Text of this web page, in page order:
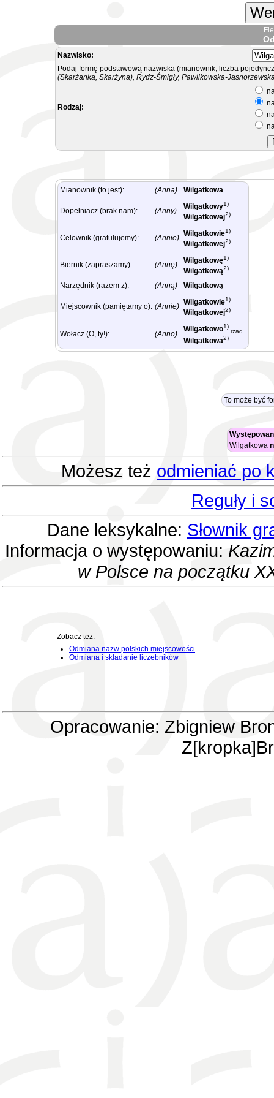
Nazwisko:
Podaj formę podstawową nazwiska (mianownik, liczba
(Skarżanka, Skarżyna), Rydz-Śmigły, Pawlikowska-
Rodzaj:
Mianownik (to jest): (Anna) Wilgatkowa
Dopełniacz (brak nam): (Anny) Wilgatkowy1)
Wilgatkowej2)
Celownik (gratulujemy): (Annie) Wilgatkowie1)
Wilgatkowej2)
Biernik (zapraszamy): (Annę) Wilgatkowę1)
Wilgatkową2)
Narzędnik (razem z): (Anną) Wilgatkową
Miejscownik (pamiętamy o): (Annie) Wilgatkowie1)
Wilgatkowej2)
Wołacz (O, ty!): (Anno)
Wilgatkowo1)
rzad.
Wilgatkowa2)
To może być
Wilgatkowa
Możesz też odmieniać po
Reguły i
Dane leksykalne: Słownik
Informacja o występowaniu:
w Polsce na początku
Zobacz też:
Odmiana nazw polskich miejscowości
Odmiana i składanie liczebników
Opracowanie: Zbigniew